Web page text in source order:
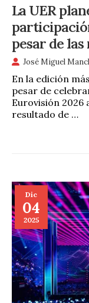
La UER
pesar de
José Miguel
En la edición
pesar de
Eurovisión 2026
resultado de …
Dic
04
2025